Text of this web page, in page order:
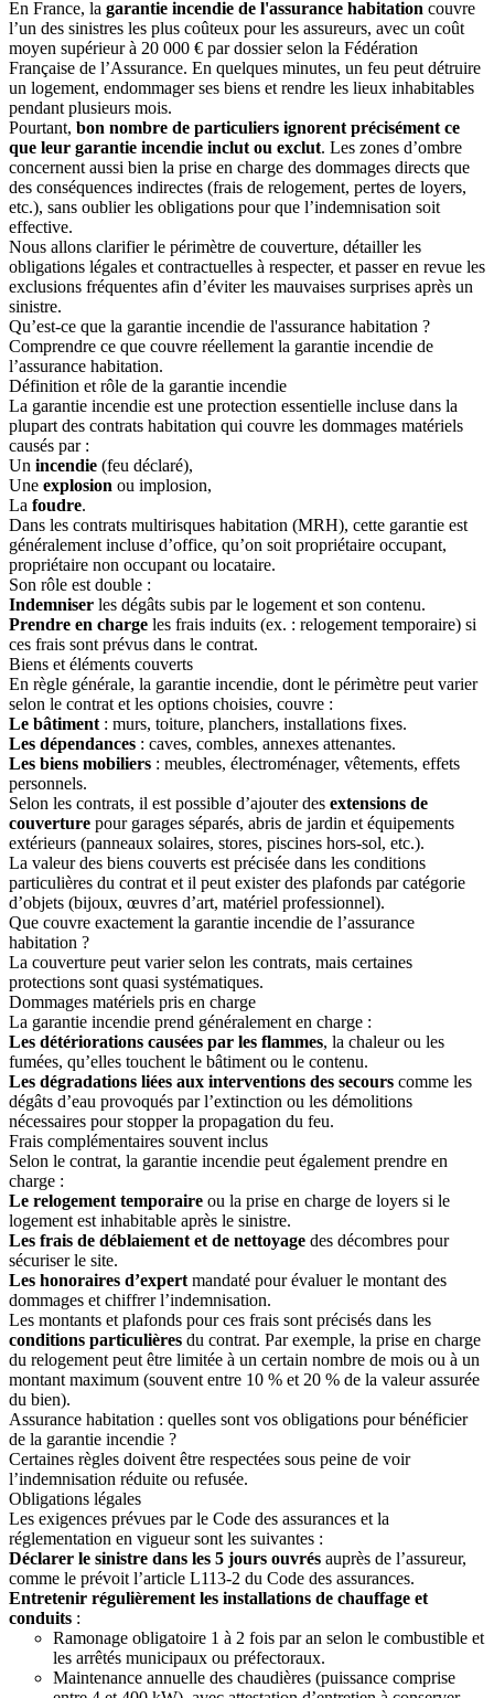
En France, la garantie incendie de l'assurance habitation couvre
l’un des sinistres les plus coûteux pour les assureurs, avec un coût
moyen supérieur à 20 000 € par dossier selon la Fédération
Française de l’Assurance. En quelques minutes, un feu peut détruire
un logement, endommager ses biens et rendre les lieux inhabitables
pendant plusieurs mois.
Pourtant, bon nombre de particuliers ignorent précisément ce
que leur garantie incendie inclut ou exclut. Les zones d’ombre
concernent aussi bien la prise en charge des dommages directs que
des conséquences indirectes (frais de relogement, pertes de loyers,
etc.), sans oublier les obligations pour que l’indemnisation soit
effective.
Nous allons clarifier le périmètre de couverture, détailler les
obligations légales et contractuelles à respecter, et passer en revue les
exclusions fréquentes afin d’éviter les mauvaises surprises après un
sinistre.
Qu’est-ce que la garantie incendie de l'assurance habitation ?
Comprendre ce que couvre réellement la garantie incendie de
l’assurance habitation.
Définition et rôle de la garantie incendie
La garantie incendie est une protection essentielle incluse dans la
plupart des contrats habitation qui couvre les dommages matériels
causés par :
Un incendie (feu déclaré),
Une explosion ou implosion,
La foudre.
Dans les contrats multirisques habitation (MRH), cette garantie est
généralement incluse d’office, qu’on soit propriétaire occupant,
propriétaire non occupant ou locataire.
Son rôle est double :
Indemniser les dégâts subis par le logement et son contenu.
Prendre en charge les frais induits (ex. : relogement temporaire) si
ces frais sont prévus dans le contrat.
Biens et éléments couverts
En règle générale, la garantie incendie, dont le périmètre peut varier
selon le contrat et les options choisies, couvre :
Le bâtiment : murs, toiture, planchers, installations fixes.
Les dépendances : caves, combles, annexes attenantes.
Les biens mobiliers : meubles, électroménager, vêtements, effets
personnels.
Selon les contrats, il est possible d’ajouter des extensions de
couverture pour garages séparés, abris de jardin et équipements
extérieurs (panneaux solaires, stores, piscines hors-sol, etc.).
La valeur des biens couverts est précisée dans les conditions
particulières du contrat et il peut exister des plafonds par catégorie
d’objets (bijoux, œuvres d’art, matériel professionnel).
Que couvre exactement la garantie incendie de l’assurance
habitation ?
La couverture peut varier selon les contrats, mais certaines
protections sont quasi systématiques.
Dommages matériels pris en charge
La garantie incendie prend généralement en charge :
Les détériorations causées par les flammes, la chaleur ou les
fumées, qu’elles touchent le bâtiment ou le contenu.
Les dégradations liées aux interventions des secours comme les
dégâts d’eau provoqués par l’extinction ou les démolitions
nécessaires pour stopper la propagation du feu.
Frais complémentaires souvent inclus
Selon le contrat, la garantie incendie peut également prendre en
charge :
Le relogement temporaire ou la prise en charge de loyers si le
logement est inhabitable après le sinistre.
Les frais de déblaiement et de nettoyage des décombres pour
sécuriser le site.
Les honoraires d’expert mandaté pour évaluer le montant des
dommages et chiffrer l’indemnisation.
Les montants et plafonds pour ces frais sont précisés dans les
conditions particulières du contrat. Par exemple, la prise en charge
du relogement peut être limitée à un certain nombre de mois ou à un
montant maximum (souvent entre 10 % et 20 % de la valeur assurée
du bien).
Assurance habitation : quelles sont vos obligations pour bénéficier
de la garantie incendie ?
Certaines règles doivent être respectées sous peine de voir
l’indemnisation réduite ou refusée.
Obligations légales
Les exigences prévues par le Code des assurances et la
réglementation en vigueur sont les suivantes :
Déclarer le sinistre dans les 5 jours ouvrés auprès de l’assureur,
comme le prévoit l’article L113-2 du Code des assurances.
Entretenir régulièrement les installations de chauffage et
conduits :
Ramonage obligatoire 1 à 2 fois par an selon le combustible et
les arrêtés municipaux ou préfectoraux.
Maintenance annuelle des chaudières (puissance comprise